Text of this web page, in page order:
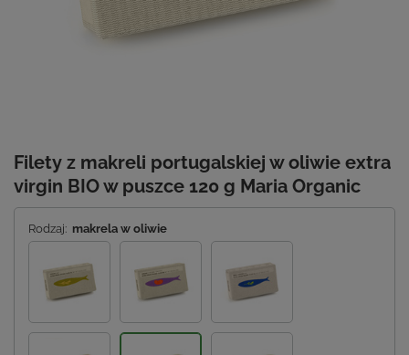
Filety z makreli portugalskiej w oliwie extra
virgin BIO w puszce 120 g Maria Organic
Rodzaj: makrela w oliwie